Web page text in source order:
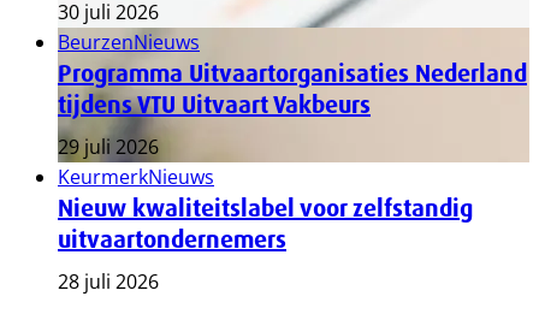
30 juli 2026
BeurzenNieuws
Programma Uitvaartorganisaties Nederland
tijdens VTU Uitvaart Vakbeurs
29 juli 2026
KeurmerkNieuws
Nieuw kwaliteitslabel voor zelfstandig
uitvaartondernemers
28 juli 2026